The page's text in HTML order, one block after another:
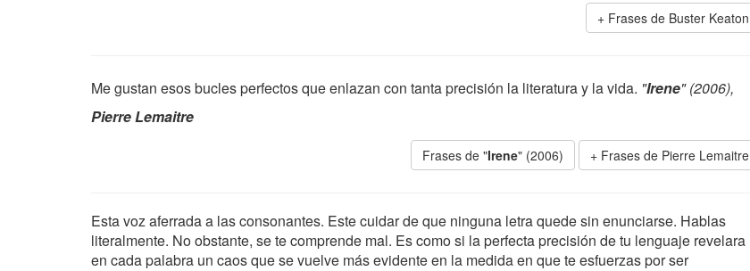
Frases de Buster Keaton
Me gustan esos bucles perfectos que enlazan con tanta precisión la literatura y la vida. "Irene" (2006),
Pierre Lemaitre
Frases de "Irene" (2006) Frases de Pierre Lemaitre
Esta voz aferrada a las consonantes. Este cuidar de que ninguna letra quede sin enunciarse. Hablas
literalmente. No obstante, se te comprende mal. Es como si la perfecta precisión de tu lenguaje revelara
en cada palabra un caos que se vuelve más evidente en la medida en que te esfuerzas por ser